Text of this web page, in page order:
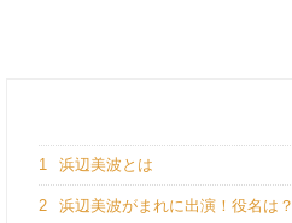
1 浜辺美波とは
2 浜辺美波がまれに出演！役名は？